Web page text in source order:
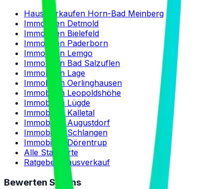
Haus verkaufen Horn-Bad Meinberg
Immobilien Detmold
Immobilien Bielefeld
Immobilien Paderborn
Immobilien Lemgo
Immobilien Bad Salzuflen
Immobilien Lage
Immobilien Oerlinghausen
Immobilien Leopoldshöhe
Immobilien Lügde
Immobilien Kalletal
Immobilien Augustdorf
Immobilien Schlangen
Immobilien Dörentrup
Alle Standorte
Ratgeber Hausverkauf
Bewerten Sie uns